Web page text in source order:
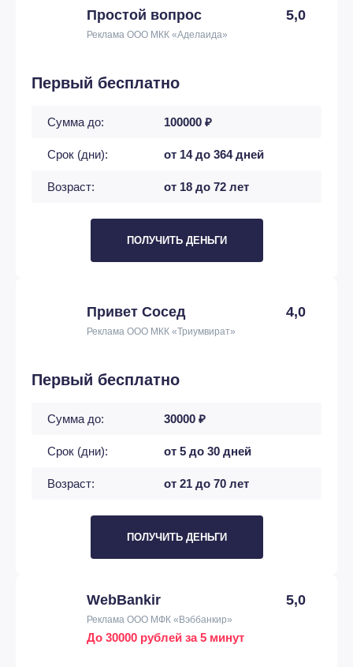
Простой вопрос 5,0
Реклама ООО МКК «Аделаида»
Первый бесплатно
Сумма до: 100000 ₽
Срок (дни): от 14 до 364 дней
Возраст: от 18 до 72 лет
ПОЛУЧИТЬ ДЕНЬГИ
Привет Сосед 4,0
Реклама ООО МКК «Триумвират»
Первый бесплатно
Сумма до: 30000 ₽
Срок (дни): от 5 до 30 дней
Возраст: от 21 до 70 лет
ПОЛУЧИТЬ ДЕНЬГИ
WebBankir 5,0
Реклама ООО МФК «Вэббанкир»
До 30000 рублей за 5 минут